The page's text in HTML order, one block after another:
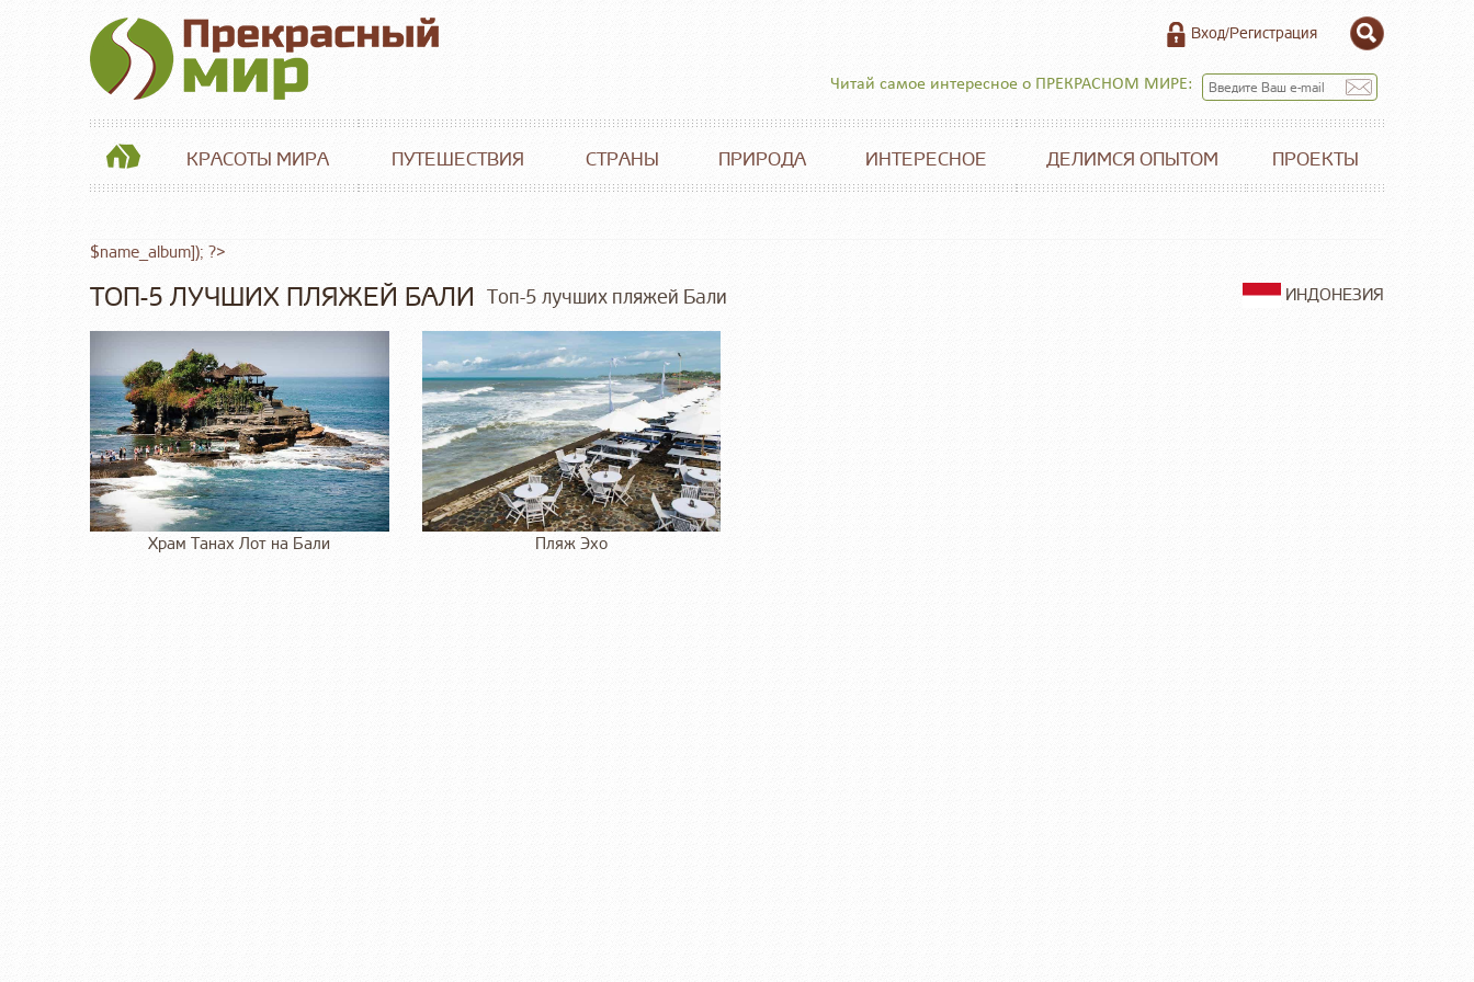
Вход/Регистрация
Читай самое интересное о ПРЕКРАСНОМ МИРЕ:
КРАСОТЫ МИРА ПУТЕШЕСТВИЯ СТРАНЫ ПРИРОДА ИНТЕРЕСНОЕ ДЕЛИМСЯ ОПЫТОМ ПРОЕКТЫ
$name_album]); ?>
ТОП-5 ЛУЧШИХ ПЛЯЖЕЙ БАЛИ Топ-5 лучших пляжей Бали ИНДОНЕЗИЯ
Храм Танах Лот на Бали Пляж Эхо